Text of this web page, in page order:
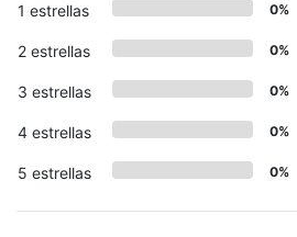
1 estrellas 0%
2 estrellas 0%
3 estrellas 0%
4 estrellas 0%
5 estrellas 0%